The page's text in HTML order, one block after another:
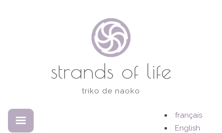
strands of life
triko de naoko
français
English